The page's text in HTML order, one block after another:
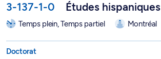
3-137-1-0 Études hispaniques
Temps plein, Temps partiel Montréal
Doctorat